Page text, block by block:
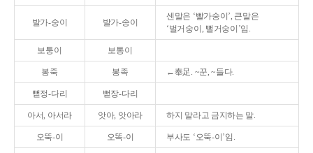
발가-숭이 발가-송이
센말은 ‘빨가숭이’, 큰말은
‘벌거숭이, 뻘거숭이’임.
보퉁이 보통이
봉죽 봉족 ←奉足. ~꾼, ~들다.
뻗정-다리 뻗장-다리
아서, 아서라 앗아, 앗아라 하지 말라고 금지하는 말.
오뚝-이 오똑-이 부사도 ‘오뚝-이’임.